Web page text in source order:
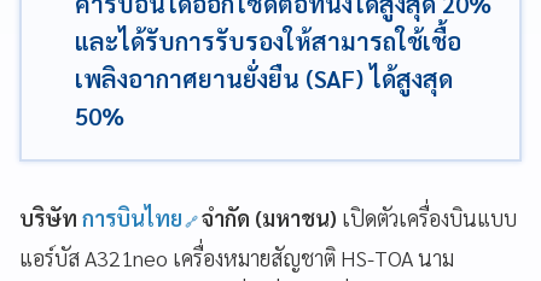
และได้รับการรับรองให้สามารถใช้เชื้อ
เพลิงอากาศยานยั่งยืน (SAF) ได้สูงสุด
50%
บริษัท การบินไทย จำกัด (มหาชน) เปิดตัวเครื่องบินแบบ
แอร์บัส A321neo เครื่องหมายสัญชาติ HS-TOA นาม